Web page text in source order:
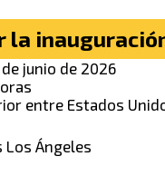
la
junio de 2026
entre Estados
Los Ángeles